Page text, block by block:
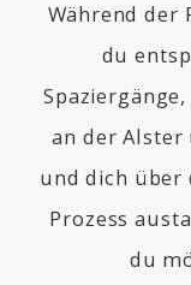
Während der
du
an der
und dich über
Prozess
du